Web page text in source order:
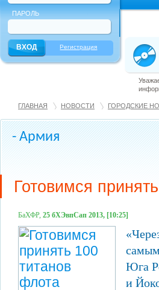
ПАРОЛЬ
Регистрация
ГЛАВНАЯ НОВОСТИ ГОРОДСКИЕ
- Армия
Готовимся
БаХФР, 25 бХЭвпСап 2013, [10:25]
Юга
и